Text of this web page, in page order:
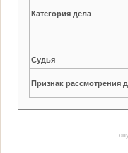
Категория дела
Судья
Признак рассмотрения